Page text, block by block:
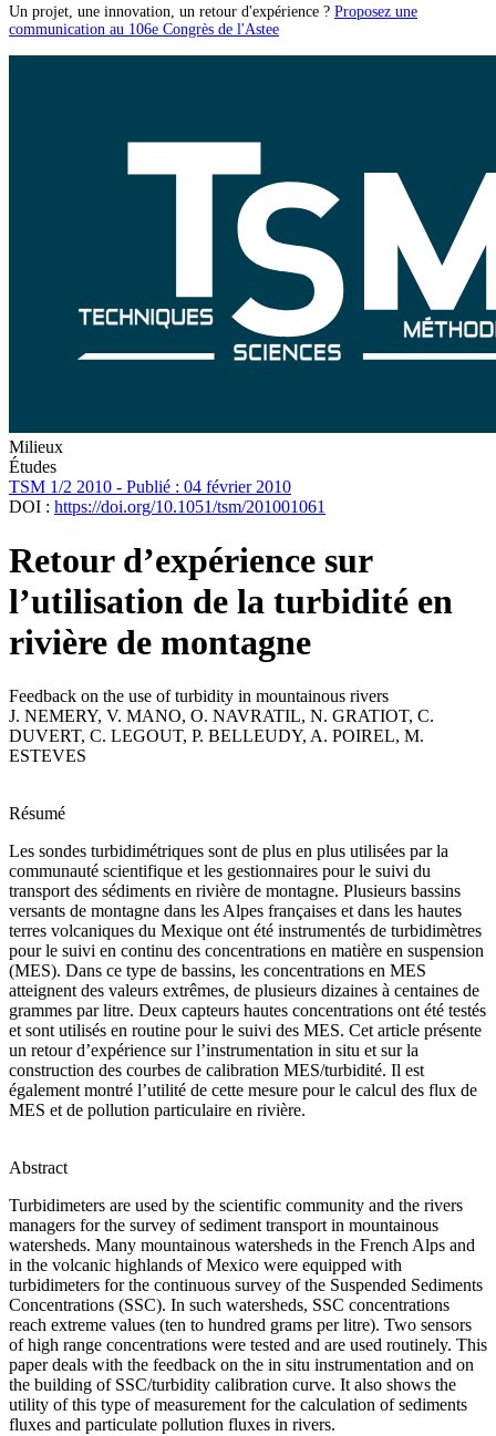
Un projet, une innovation, un retour d'expérience ? Proposez une
communication au 106e Congrès de l'Astee
Milieux
Études
TSM 1/2 2010 - Publié : 04 février 2010
DOI : https://doi.org/10.1051/tsm/201001061
Retour d’expérience sur
l’utilisation de la turbidité en
rivière de montagne
Feedback on the use of turbidity in mountainous rivers
J. NEMERY, V. MANO, O. NAVRATIL, N. GRATIOT, C.
DUVERT, C. LEGOUT, P. BELLEUDY, A. POIREL, M.
ESTEVES
Résumé
Les sondes turbidimétriques sont de plus en plus utilisées par la
communauté scientifique et les gestionnaires pour le suivi du
transport des sédiments en rivière de montagne. Plusieurs bassins
versants de montagne dans les Alpes françaises et dans les hautes
terres volcaniques du Mexique ont été instrumentés de turbidimètres
pour le suivi en continu des concentrations en matière en suspension
(MES). Dans ce type de bassins, les concentrations en MES
atteignent des valeurs extrêmes, de plusieurs dizaines à centaines de
grammes par litre. Deux capteurs hautes concentrations ont été testés
et sont utilisés en routine pour le suivi des MES. Cet article présente
un retour d’expérience sur l’instrumentation in situ et sur la
construction des courbes de calibration MES/turbidité. Il est
également montré l’utilité de cette mesure pour le calcul des flux de
MES et de pollution particulaire en rivière.
Abstract
Turbidimeters are used by the scientific community and the rivers
managers for the survey of sediment transport in mountainous
watersheds. Many mountainous watersheds in the French Alps and
in the volcanic highlands of Mexico were equipped with
turbidimeters for the continuous survey of the Suspended Sediments
Concentrations (SSC). In such watersheds, SSC concentrations
reach extreme values (ten to hundred grams per litre). Two sensors
of high range concentrations were tested and are used routinely. This
paper deals with the feedback on the in situ instrumentation and on
the building of SSC/turbidity calibration curve. It also shows the
utility of this type of measurement for the calculation of sediments
fluxes and particulate pollution fluxes in rivers.